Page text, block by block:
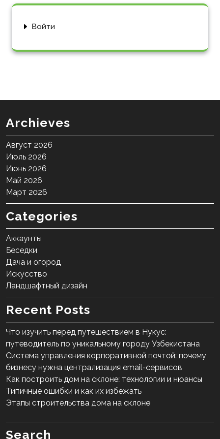
Войти
Archieves
Август 2026
Июль 2026
Июнь 2026
Май 2026
Март 2026
Categories
Аккаунты
Беседки
Дача и огород
Искусство
Ландшафтный дизайн
Recent Posts
Что изучить перед путешествием в Нукус:
путеводитель по уникальному городу Узбекистана
Система управления корпоративной почтой: почему
бизнесу нужна централизация email-сервисов
Как построить дом на склоне: технологии и нюансы
Типичные ошибки и как их избежать
Этапы строительства дома на склоне
Search